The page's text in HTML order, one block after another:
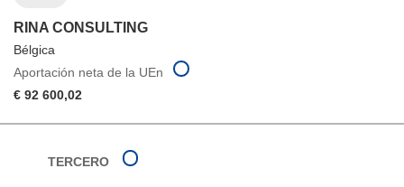
RINA CONSULTING
Bélgica
Aportación neta de la UEn
€ 92 600,02
TERCERO